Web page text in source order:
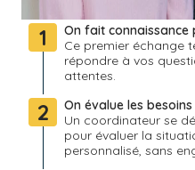
1
On fait connaissance
Ce premier échange
répondre à vos
attentes.
2
On évalue les
Un coordinateur se
pour évaluer la
personnalisé, sans